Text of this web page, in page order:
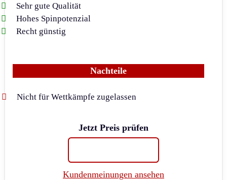
Sehr gute Qualität
Hohes Spinpotenzial
Recht günstig
Nachteile
Nicht für Wettkämpfe zugelassen
Jetzt Preis prüfen
Kundenmeinungen ansehen